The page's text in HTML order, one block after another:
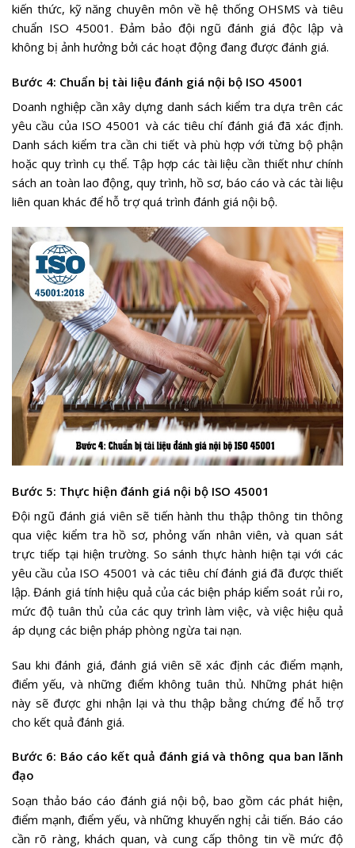
kiến thức, kỹ năng chuyên môn về hệ thống OHSMS và tiêu
chuẩn ISO 45001. Đảm bảo đội ngũ đánh giá độc lập và
không bị ảnh hưởng bởi các hoạt động đang được đánh giá.
Bước 4: Chuẩn bị tài liệu đánh giá nội bộ ISO 45001
Doanh nghiệp cần xây dựng danh sách kiểm tra dựa trên các
yêu cầu của ISO 45001 và các tiêu chí đánh giá đã xác định.
Danh sách kiểm tra cần chi tiết và phù hợp với từng bộ phận
hoặc quy trình cụ thể. Tập hợp các tài liệu cần thiết như chính
sách an toàn lao động, quy trình, hồ sơ, báo cáo và các tài liệu
liên quan khác để hỗ trợ quá trình đánh giá nội bộ.
Bước 5: Thực hiện đánh giá nội bộ ISO 45001
Đội ngũ đánh giá viên sẽ tiến hành thu thập thông tin thông
qua việc kiểm tra hồ sơ, phỏng vấn nhân viên, và quan sát
trực tiếp tại hiện trường. So sánh thực hành hiện tại với các
yêu cầu của ISO 45001 và các tiêu chí đánh giá đã được thiết
lập. Đánh giá tính hiệu quả của các biện pháp kiểm soát rủi ro,
mức độ tuân thủ của các quy trình làm việc, và việc hiệu quả
áp dụng các biện pháp phòng ngừa tai nạn.
Sau khi đánh giá, đánh giá viên sẽ xác định các điểm mạnh,
điểm yếu, và những điểm không tuân thủ. Những phát hiện
này sẽ được ghi nhận lại và thu thập bằng chứng để hỗ trợ
cho kết quả đánh giá.
Bước 6: Báo cáo kết quả đánh giá và thông qua ban lãnh
đạo
Soạn thảo báo cáo đánh giá nội bộ, bao gồm các phát hiện,
điểm mạnh, điểm yếu, và những khuyến nghị cải tiến. Báo cáo
cần rõ ràng, khách quan, và cung cấp thông tin về mức độ